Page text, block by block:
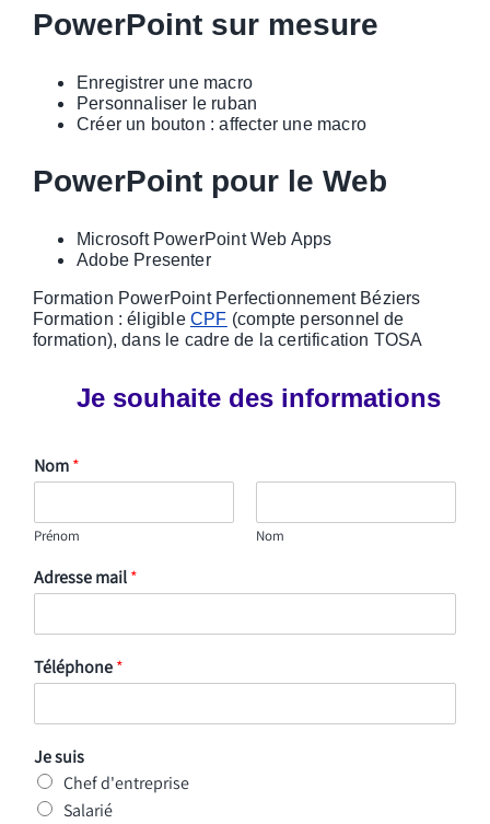
PowerPoint sur mesure
Enregistrer une macro
Personnaliser le ruban
Créer un bouton : affecter une macro
PowerPoint pour le Web
Microsoft PowerPoint Web Apps
Adobe Presenter
Formation PowerPoint Perfectionnement Béziers
Formation : éligibleCPF (compte personnel de
formation), dans le cadre de la certification TOSA
Je souhaite des informations
Nom*
Prénom Nom
Adresse mail*
Téléphone*
Je suis
Chef d'entreprise
Salarié